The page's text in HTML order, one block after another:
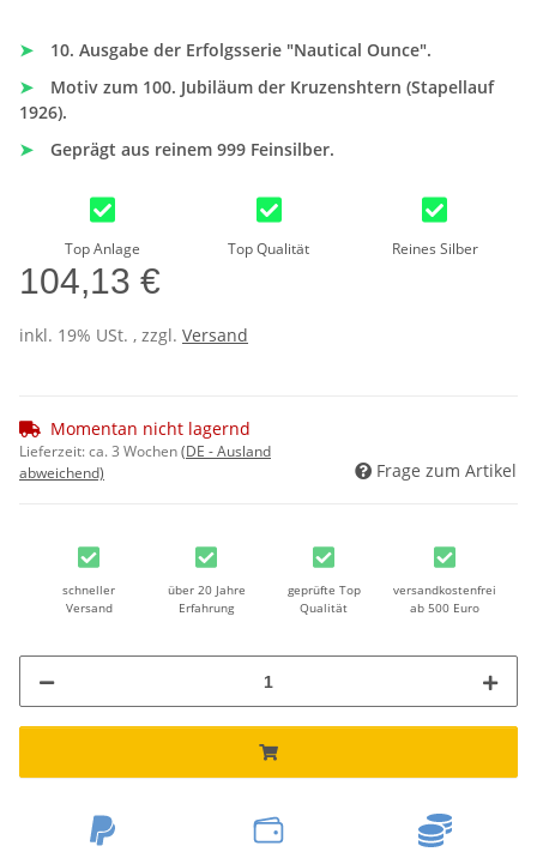
➤
10. Ausgabe der Erfolgsserie "Nautical Ounce".
➤
Motiv zum 100. Jubiläum der Kruzenshtern (Stapellauf
1926).
➤
Geprägt aus reinem 999 Feinsilber.
Top Anlage Top Qualität Reines Silber
104,13 €
inkl. 19% USt. , zzgl. Versand
Momentan nicht lagernd
Lieferzeit:ca. 3 Wochen(DE - Ausland
abweichend)
Frage zum Artikel
schneller
Versand
über 20 Jahre
Erfahrung
geprüfte Top
Qualität
versandkostenfrei
ab 500 Euro